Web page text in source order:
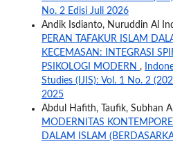
No. 2 Edisi Juli 2026
Andik Isdianto, Nuruddin Al
PERAN TAFAKUR ISLAM
KECEMASAN: INTEGRASI
PSIKOLOGI MODERN ,
Studies (IJIS): Vol. 1 No. 2
2025
Abdul Hafith, Taufik, Subhan
MODERNITAS
DALAM ISLAM